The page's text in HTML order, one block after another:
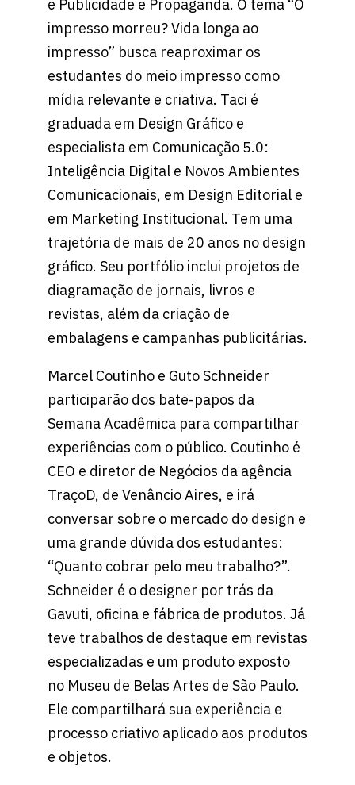
e Publicidade e Propaganda. O tema “O
impresso morreu? Vida longa ao
impresso” busca reaproximar os
estudantes do meio impresso como
mídia relevante e criativa. Taci é
graduada em Design Gráfico e
especialista em Comunicação 5.0:
Inteligência Digital e Novos Ambientes
Comunicacionais, em Design Editorial e
em Marketing Institucional. Tem uma
trajetória de mais de 20 anos no design
gráfico. Seu portfólio inclui projetos de
diagramação de jornais, livros e
revistas, além da criação de
embalagens e campanhas publicitárias.
Marcel Coutinho e Guto Schneider
participarão dos bate-papos da
Semana Acadêmica para compartilhar
experiências com o público. Coutinho é
CEO e diretor de Negócios da agência
TraçoD, de Venâncio Aires, e irá
conversar sobre o mercado do design e
uma grande dúvida dos estudantes:
“Quanto cobrar pelo meu trabalho?”.
Schneider é o designer por trás da
Gavuti, oficina e fábrica de produtos. Já
teve trabalhos de destaque em revistas
especializadas e um produto exposto
no Museu de Belas Artes de São Paulo.
Ele compartilhará sua experiência e
processo criativo aplicado aos produtos
e objetos.